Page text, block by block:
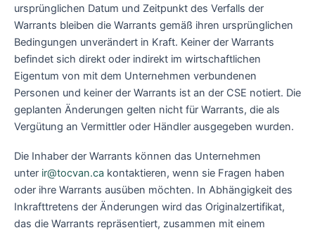
ursprünglichen Datum und Zeitpunkt des Verfalls der
Warrants bleiben die Warrants gemäß ihren ursprünglichen
Bedingungen unverändert in Kraft. Keiner der Warrants
befindet sich direkt oder indirekt im wirtschaftlichen
Eigentum von mit dem Unternehmen verbundenen
Personen und keiner der Warrants ist an der CSE notiert. Die
geplanten Änderungen gelten nicht für Warrants, die als
Vergütung an Vermittler oder Händler ausgegeben wurden.
Die Inhaber der Warrants können das Unternehmen
unter ir@tocvan.ca kontaktieren, wenn sie Fragen haben
oder ihre Warrants ausüben möchten. In Abhängigkeit des
Inkrafttretens der Änderungen wird das Originalzertifikat,
das die Warrants repräsentiert, zusammen mit einem